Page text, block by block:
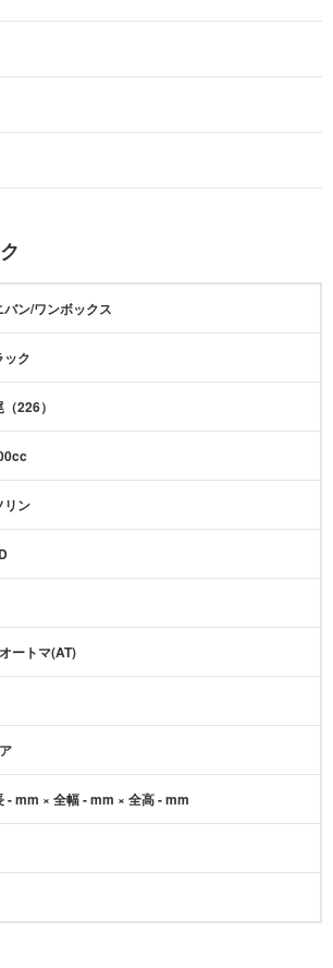
フ
ローダウン
パワーシート
ビ他
ー接続可
ール
横滑り防止装置
エアバッグ
ト
サポカー
（誤発進）防止装置
コントロール
ロール
ビーム
バン/ワンボックス
ック
226）
リン
ートマ(AT)
- mm × 全幅 - mm × 全高 - mm